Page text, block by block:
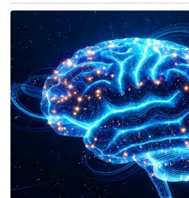
തീരുമാനിച്ചിരിക്കുന്നത്.
ഉള്ളിയുടെ ചില്ലറ വിൽപ്പന
കുറവ് വന്നിട്ടുണ്ട്. ഈ
തീരുവ ഇളവ് കൂടി ലഭിക്കുന്നത്
വർധിപ്പിക്കുകയും
തീരുമാനം ആവുകയും
Tags: ONION PRICE onion export